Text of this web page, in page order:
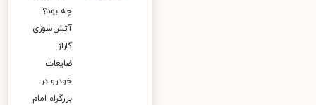
چه بود؟
آتش‌سوزی
گاراژ
ضایعات
خودرو در
بزرگراه امام